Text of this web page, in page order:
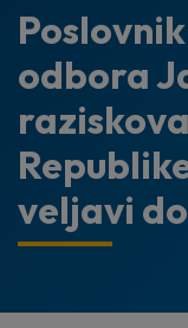
odbora
veljavi